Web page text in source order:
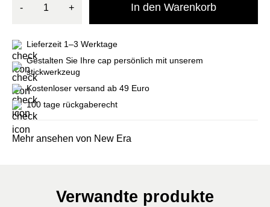
- + In den Warenkorb
Lieferzeit 1–3 Werktage
Gestalten Sie Ihre cap persönlich mit unserem
stickwerkzeug
Kostenloser versand ab 49 Euro
100 tage rückgaberecht
Mehr ansehen von New Era
Verwandte produkte